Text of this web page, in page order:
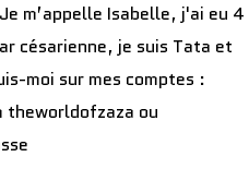
m’appelle Isabelle, j'ai eu 4
césarienne, je suis Tata et
moi sur mes comptes :
theworldofzaza ou